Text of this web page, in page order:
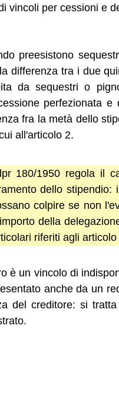
vincoli per cessioni e
preesistono
differenza tra i due
da sequestri o
perfezionata
fra la metà dello
all'articolo 2.
180/1950 regola il
dello
colpire se non
della
riferiti agli
è un vincolo di
anche da un
del creditore: si